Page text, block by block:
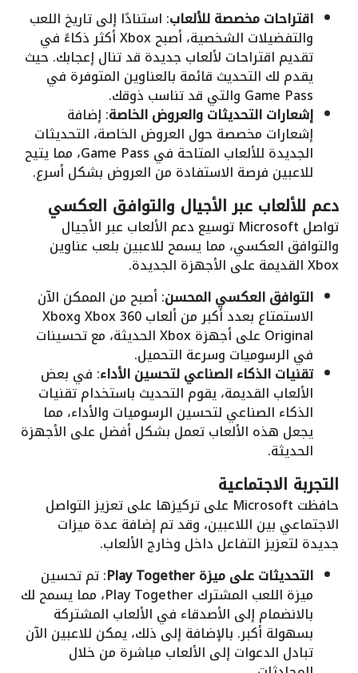
اقتراحات مخصصة للألعاب: استنادًا إلى تاريخ اللعب
والتفضيلات الشخصية، أصبح Xbox أكثر ذكاءً في
تقديم اقتراحات لألعاب جديدة قد تنال إعجابك. حيث
يقدم لك التحديث قائمة بالعناوين المتوفرة في
Game Pass والتي قد تناسب ذوقك.
إشعارات التحديثات والعروض الخاصة: إضافة
إشعارات مخصصة حول العروض الخاصة، التحديثات
الجديدة للألعاب المتاحة في Game Pass، مما يتيح
للاعبين فرصة الاستفادة من العروض بشكل أسرع.
دعم للألعاب عبر الأجيال والتوافق العكسي
تواصل Microsoft توسيع دعم الألعاب عبر الأجيال
والتوافق العكسي، مما يسمح للاعبين بلعب عناوين
Xbox القديمة على الأجهزة الجديدة.
التوافق العكسي المحسن: أصبح من الممكن الآن
الاستمتاع بعدد أكبر من ألعاب Xbox 360 وXbox
Original على أجهزة Xbox الحديثة، مع تحسينات
في الرسوميات وسرعة التحميل.
تقنيات الذكاء الصناعي لتحسين الأداء: في بعض
الألعاب القديمة، يقوم التحديث باستخدام تقنيات
الذكاء الصناعي لتحسين الرسوميات والأداء، مما
يجعل هذه الألعاب تعمل بشكل أفضل على الأجهزة
الحديثة.
التجربة الاجتماعية
حافظت Microsoft على تركيزها على تعزيز التواصل
الاجتماعي بين اللاعبين، وقد تم إضافة عدة ميزات
جديدة لتعزيز التفاعل داخل وخارج الألعاب.
التحديثات على ميزة Play Together
: تم تحسين
ميزة اللعب المشترك Play Together، مما يسمح لك
بالانضمام إلى الأصدقاء في الألعاب المشتركة
بسهولة أكبر. بالإضافة إلى ذلك، يمكن للاعبين الآن
تبادل الدعوات إلى الألعاب مباشرة من خلال